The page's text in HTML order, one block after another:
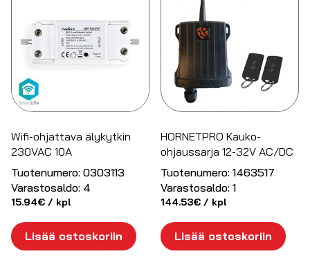
Wifi-ohjattava älykytkin
230VAC 10A
Tuotenumero: 0303113
Varastosaldo: 4
15.94€ / kpl
Lisää ostoskoriin
HORNETPRO Kauko-
ohjaussarja 12-32V AC/DC
Tuotenumero: 1463517
Varastosaldo: 1
144.53€ / kpl
Lisää ostoskoriin